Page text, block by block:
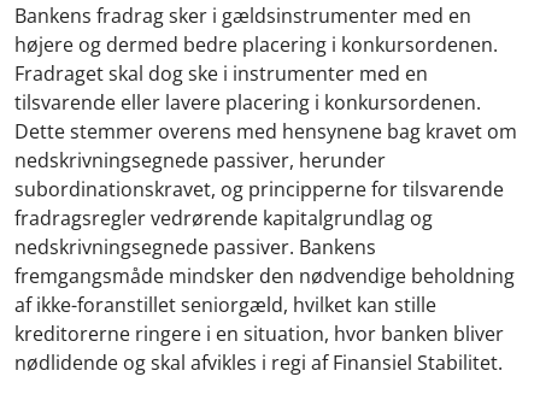
Bankens fradrag sker i gældsinstrumenter med en
højere og dermed bedre placering i konkursordenen.
Fradraget skal dog ske i instrumenter med en
tilsvarende eller lavere placering i konkursordenen.
Dette stemmer overens med hensynene bag kravet om
nedskrivningsegnede passiver, herunder
subordinationskravet, og principperne for tilsvarende
fradragsregler vedrørende kapitalgrundlag og
nedskrivningsegnede passiver. Bankens
fremgangsmåde mindsker den nødvendige beholdning
af ikke-foranstillet seniorgæld, hvilket kan stille
kreditorerne ringere i en situation, hvor banken bliver
nødlidende og skal afvikles i regi af Finansiel Stabilitet.